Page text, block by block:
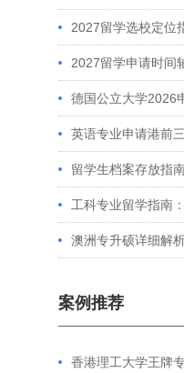
2027留学选校定位
2027留学申请时间
么？英、美、澳、港申
德国公立大学2026
英语专业申请港前
例看港大、港中文申
留学生档案存放指
处理？留学服务中心
工科专业留学指南
准备的4件事
澳洲专升硕详细解
案例推荐
香港理工大学王牌